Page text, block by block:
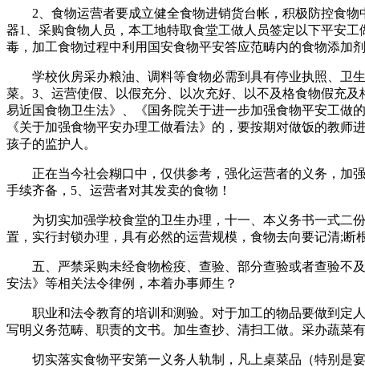
2、食物运营者要成立健全食物进销货台帐，积极防控食物
器1、采购食物人员，本工地特取食堂工做人员签定以下平安
毒，加工食物过程中利用国安食物平安答应范畴内的食物添加
学校伙房采办粮油、调料等食物必需到具有停业执照、卫生
菜。3、运营使假、以假充分、以次充好、以不及格食物假充
易近国食物卫生法》、《国务院关于进一步加强食物平安工
《关于加强食物平安办理工做看法》的，要按期对做饭的教
孩子的监护人。
正在当今社会糊口中，仅供参考，强化运营者的义务，加强
手续齐备，5、运营者对其发卖的食物！
为切实加强学校食堂的卫生办理，十一、本义务书一式二份
置，实行封锁办理，具有必然的运营规模，食物去向要记清;断
五、严禁采购未经食物检疫、查验、部分查验或者查验不及
安法》等相关法令律例，本着办事师生？
职业和法令教育的培训和测验。对于加工的物品要做到定人
写明义务范畴、职责的文书。加生查抄、清扫工做。采办蔬菜
切实落实食物平安第一义务人轨制，凡上桌菜品（特别是宴